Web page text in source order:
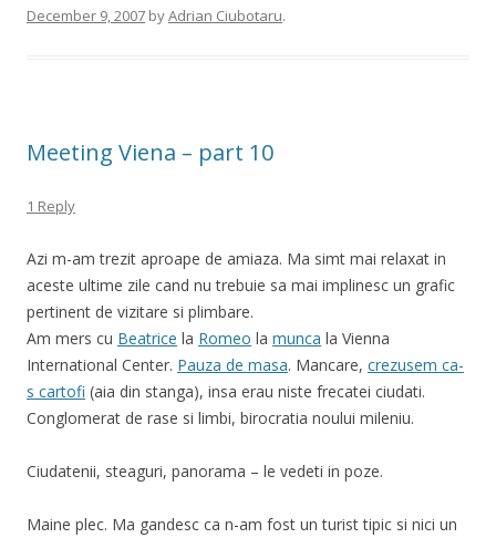
December 9, 2007 byAdrian Ciubotaru.
Meeting Viena – part 10
1 Reply
Azi m-am trezit aproape de amiaza. Ma simt mai relaxat in
aceste ultime zile cand nu trebuie sa mai implinesc un grafic
pertinent de vizitare si plimbare.
Am mers cu Beatrice la Romeo la munca la Vienna
International Center. Pauza de masa. Mancare, crezusem ca-
s cartofi (aia din stanga), insa erau niste frecatei ciudati.
Conglomerat de rase si limbi, birocratia noului mileniu.
Ciudatenii, steaguri, panorama – le vedeti in poze.
Maine plec. Ma gandesc ca n-am fost un turist tipic si nici un